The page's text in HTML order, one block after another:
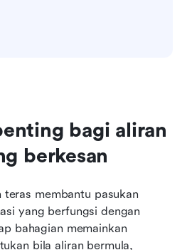
bagi aliran
berkesan
membantu pasukan
yang berfungsi dengan
bahagian memainkan
bila aliran bermula,